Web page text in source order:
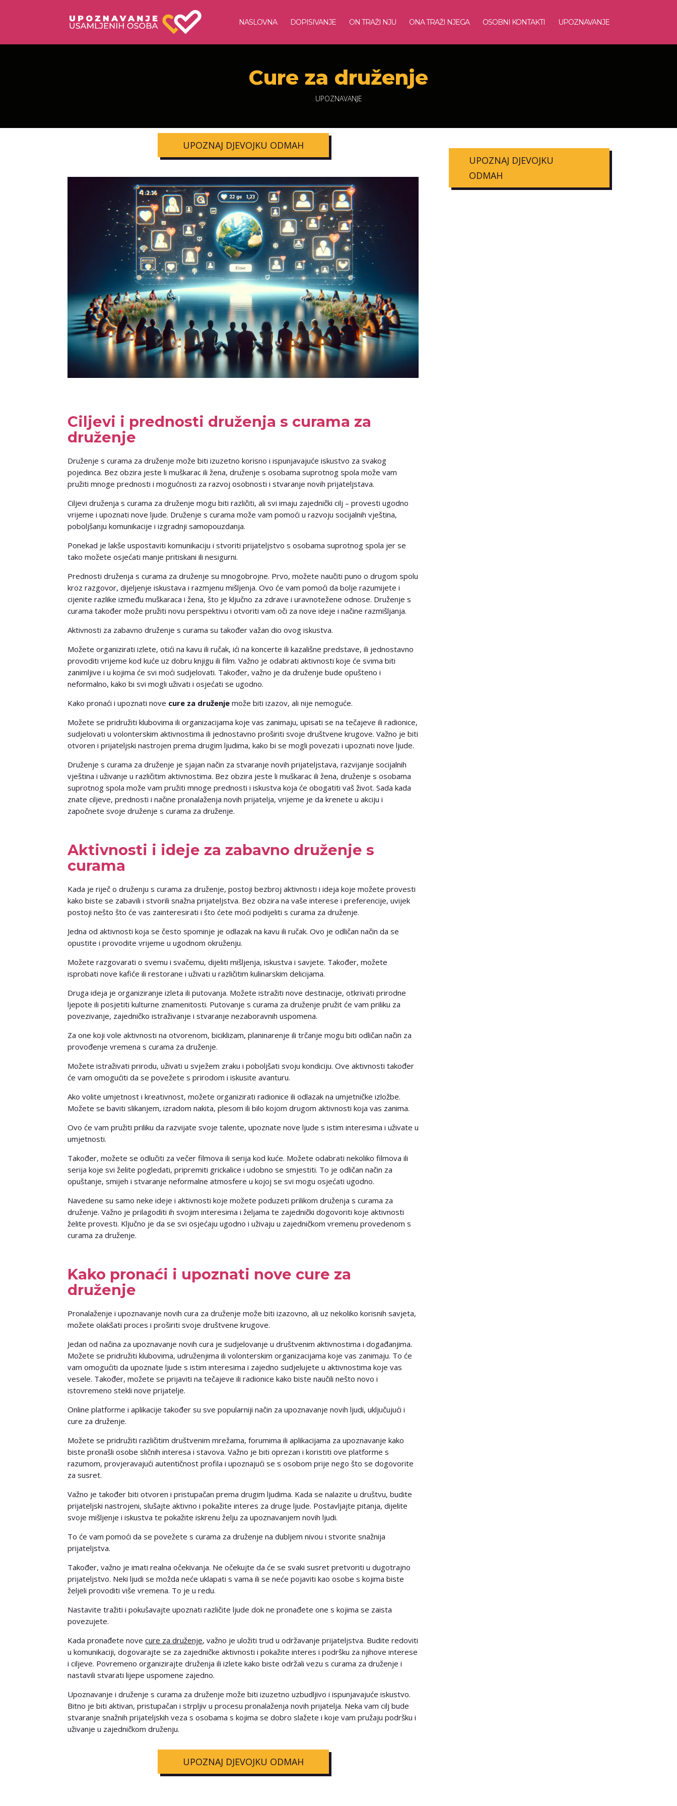
NASLOVNA DOPISIVANJE ON TRAŽI NJU ONA TRAŽI NJEGA OSOBNI KONTAKTI UPOZNAVANJE
Cure za druženje
UPOZNAVANJE
UPOZNAJ DJEVOJKU ODMAH
Ciljevi i prednosti druženja s curama za
druženje
Druženje s curama za druženje može biti izuzetno korisno i ispunjavajuće iskustvo za svakog
pojedinca. Bez obzira jeste li muškarac ili žena, druženje s osobama suprotnog spola može vam
pružiti mnoge prednosti i mogućnosti za razvoj osobnosti i stvaranje novih prijateljstava.
Ciljevi druženja s curama za druženje mogu biti različiti, ali svi imaju zajednički cilj – provesti ugodno
vrijeme i upoznati nove ljude. Druženje s curama može vam pomoći u razvoju socijalnih vještina,
poboljšanju komunikacije i izgradnji samopouzdanja.
Ponekad je lakše uspostaviti komunikaciju i stvoriti prijateljstvo s osobama suprotnog spola jer se
tako možete osjećati manje pritiskani ili nesigurni.
Prednosti druženja s curama za druženje su mnogobrojne. Prvo, možete naučiti puno o drugom spolu
kroz razgovor, dijeljenje iskustava i razmjenu mišljenja. Ovo će vam pomoći da bolje razumijete i
cijenite razlike između muškaraca i žena, što je ključno za zdrave i uravnotežene odnose. Druženje s
curama također može pružiti novu perspektivu i otvoriti vam oči za nove ideje i načine razmišljanja.
Aktivnosti za zabavno druženje s curama su također važan dio ovog iskustva.
Možete organizirati izlete, otići na kavu ili ručak, ići na koncerte ili kazališne predstave, ili jednostavno
provoditi vrijeme kod kuće uz dobru knjigu ili film. Važno je odabrati aktivnosti koje će svima biti
zanimljive i u kojima će svi moći sudjelovati. Također, važno je da druženje bude opušteno i
neformalno, kako bi svi mogli uživati i osjećati se ugodno.
Kako pronaći i upoznati nove cure za druženje može biti izazov, ali nije nemoguće.
Možete se pridružiti klubovima ili organizacijama koje vas zanimaju, upisati se na tečajeve ili radionice,
sudjelovati u volonterskim aktivnostima ili jednostavno proširiti svoje društvene krugove. Važno je biti
otvoren i prijateljski nastrojen prema drugim ljudima, kako bi se mogli povezati i upoznati nove ljude.
Druženje s curama za druženje je sjajan način za stvaranje novih prijateljstava, razvijanje socijalnih
vještina i uživanje u različitim aktivnostima. Bez obzira jeste li muškarac ili žena, druženje s osobama
suprotnog spola može vam pružiti mnoge prednosti i iskustva koja će obogatiti vaš život. Sada kada
znate ciljeve, prednosti i načine pronalaženja novih prijatelja, vrijeme je da krenete u akciju i
započnete svoje druženje s curama za druženje.
Aktivnosti i ideje za zabavno druženje s
curama
Kada je riječ o druženju s curama za druženje, postoji bezbroj aktivnosti i ideja koje možete provesti
kako biste se zabavili i stvorili snažna prijateljstva. Bez obzira na vaše interese i preferencije, uvijek
postoji nešto što će vas zainteresirati i što ćete moći podijeliti s curama za druženje.
Jedna od aktivnosti koja se često spominje je odlazak na kavu ili ručak. Ovo je odličan način da se
opustite i provodite vrijeme u ugodnom okruženju.
Možete razgovarati o svemu i svačemu, dijeliti mišljenja, iskustva i savjete. Također, možete
isprobati nove kafiće ili restorane i uživati u različitim kulinarskim delicijama.
Druga ideja je organiziranje izleta ili putovanja. Možete istražiti nove destinacije, otkrivati prirodne
ljepote ili posjetiti kulturne znamenitosti. Putovanje s curama za druženje pružit će vam priliku za
povezivanje, zajedničko istraživanje i stvaranje nezaboravnih uspomena.
Za one koji vole aktivnosti na otvorenom, biciklizam, planinarenje ili trčanje mogu biti odličan način za
provođenje vremena s curama za druženje.
Možete istraživati prirodu, uživati u svježem zraku i poboljšati svoju kondiciju. Ove aktivnosti također
će vam omogućiti da se povežete s prirodom i iskusite avanturu.
Ako volite umjetnost i kreativnost, možete organizirati radionice ili odlazak na umjetničke izložbe.
Možete se baviti slikanjem, izradom nakita, plesom ili bilo kojom drugom aktivnosti koja vas zanima.
Ovo će vam pružiti priliku da razvijate svoje talente, upoznate nove ljude s istim interesima i uživate u
umjetnosti.
Također, možete se odlučiti za večer filmova ili serija kod kuće. Možete odabrati nekoliko filmova ili
serija koje svi želite pogledati, pripremiti grickalice i udobno se smjestiti. To je odličan način za
opuštanje, smijeh i stvaranje neformalne atmosfere u kojoj se svi mogu osjećati ugodno.
Navedene su samo neke ideje i aktivnosti koje možete poduzeti prilikom druženja s curama za
druženje. Važno je prilagoditi ih svojim interesima i željama te zajednički dogovoriti koje aktivnosti
želite provesti. Ključno je da se svi osjećaju ugodno i uživaju u zajedničkom vremenu provedenom s
curama za druženje.
Kako pronaći i upoznati nove cure za
druženje
Pronalaženje i upoznavanje novih cura za druženje može biti izazovno, ali uz nekoliko korisnih savjeta,
možete olakšati proces i proširiti svoje društvene krugove.
Jedan od načina za upoznavanje novih cura je sudjelovanje u društvenim aktivnostima i događanjima.
Možete se pridružiti klubovima, udruženjima ili volonterskim organizacijama koje vas zanimaju. To će
vam omogućiti da upoznate ljude s istim interesima i zajedno sudjelujete u aktivnostima koje vas
vesele. Također, možete se prijaviti na tečajeve ili radionice kako biste naučili nešto novo i
istovremeno stekli nove prijatelje.
Online platforme i aplikacije također su sve popularniji način za upoznavanje novih ljudi, uključujući i
cure za druženje.
Možete se pridružiti različitim društvenim mrežama, forumima ili aplikacijama za upoznavanje kako
biste pronašli osobe sličnih interesa i stavova. Važno je biti oprezan i koristiti ove platforme s
razumom, provjeravajući autentičnost profila i upoznajući se s osobom prije nego što se dogovorite
za susret.
Važno je također biti otvoren i pristupačan prema drugim ljudima. Kada se nalazite u društvu, budite
prijateljski nastrojeni, slušajte aktivno i pokažite interes za druge ljude. Postavljajte pitanja, dijelite
svoje mišljenje i iskustva te pokažite iskrenu želju za upoznavanjem novih ljudi.
To će vam pomoći da se povežete s curama za druženje na dubljem nivou i stvorite snažnija
prijateljstva.
Također, važno je imati realna očekivanja. Ne očekujte da će se svaki susret pretvoriti u dugotrajno
prijateljstvo. Neki ljudi se možda neće uklapati s vama ili se neće pojaviti kao osobe s kojima biste
željeli provoditi više vremena. To je u redu.
Nastavite tražiti i pokušavajte upoznati različite ljude dok ne pronađete one s kojima se zaista
povezujete.
Kada pronađete novecure za druženje, važno je uložiti trud u održavanje prijateljstva. Budite redoviti
u komunikaciji, dogovarajte se za zajedničke aktivnosti i pokažite interes i podršku za njihove interese
i ciljeve. Povremeno organizirajte druženja ili izlete kako biste održali vezu s curama za druženje i
nastavili stvarati lijepe uspomene zajedno.
Upoznavanje i druženje s curama za druženje može biti izuzetno uzbudljivo i ispunjavajuće iskustvo.
Bitno je biti aktivan, pristupačan i strpljiv u procesu pronalaženja novih prijatelja. Neka vam cilj bude
stvaranje snažnih prijateljskih veza s osobama s kojima se dobro slažete i koje vam pružaju podršku i
uživanje u zajedničkom druženju.
UPOZNAJ DJEVOJKU ODMAH
UPOZNAJ DJEVOJKU
ODMAH